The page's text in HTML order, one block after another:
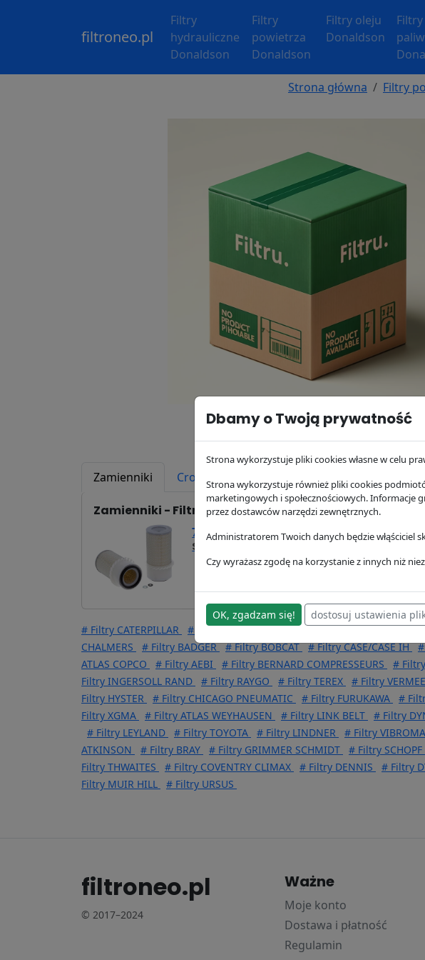
filtroneo.pl
Filtry
hydrauliczne
Donaldson
Filtry
powietrza
Donaldson
Filtry oleju
Donaldson
Filtry
Strona główna Filtry
Zamienniki Cross Reference Zastosowanie
Zamienniki - Filtr powietrza P104972
74,71 zł
SA10359K
# Filtry CATERPILLAR # Filtry GEHL # Filtry CLARK # Filtry ISUZU #
CHALMERS
# Filtry BADGER # Filtry BOBCAT # Filtry CASE/CASE IH
ATLAS COPCO
# Filtry AEBI # Filtry BERNARD COMPRESSEURS #
Filtry INGERSOLL RAND
# Filtry RAYGO # Filtry TEREX # Filtry
Filtry HYSTER
# Filtry CHICAGO PNEUMATIC # Filtry FURUKAWA #
Filtry XGMA
# Filtry ATLAS WEYHAUSEN # Filtry LINK BELT # Filtry
# Filtry LEYLAND
# Filtry TOYOTA # Filtry LINDNER # Filtry
ATKINSON
# Filtry BRAY # Filtry GRIMMER SCHMIDT # Filtry SCHOPF
Filtry THWAITES
# Filtry COVENTRY CLIMAX # Filtry DENNIS # Filtry
Filtry MUIR HILL
# Filtry URSUS
filtroneo.pl
© 2017–2024
Ważne
Moje konto
Dostawa i płatność
Regulamin
Dbamy o Twoją prywatność
Strona wykorzystuje pliki cookies własne w celu
Strona wykorzystuje również pliki cookies
marketingowych i społecznościowych. Informacje
przez dostawców narzędzi zewnętrznych.
Administratorem Twoich danych będzie włąściciel
Czy wyrażasz zgodę na korzystanie z innych niż
OK, zgadzam się! dostosuj ustawienia